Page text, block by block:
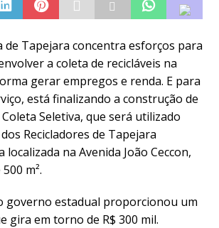
de Tapejara concentra esforços para
a coleta de recicláveis na
gerar empregos e renda. E para
está finalizando a construção de
Seletiva, que será utilizado
Recicladores de Tapejara
localizada na Avenida João Ceccon,
m².
governo estadual proporcionou um
gira em torno de R$ 300 mil.